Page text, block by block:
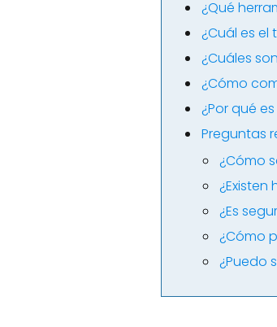
¿Qué
¿Cuál es
¿Cuáles
¿Cómo
¿Por qué
Preguntas
¿Cómo
¿Es
¿Cómo
¿Puedo